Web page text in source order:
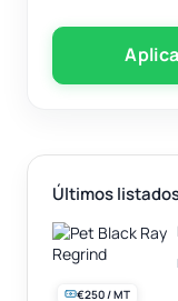
Últimos
€250 / MT